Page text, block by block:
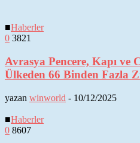
■Haberler
0 3821
Avrasya Pencere, Kapı ve
Ülkeden 66 Binden Fazla
yazan winworld - 10/12/2025
■Haberler
0 8607